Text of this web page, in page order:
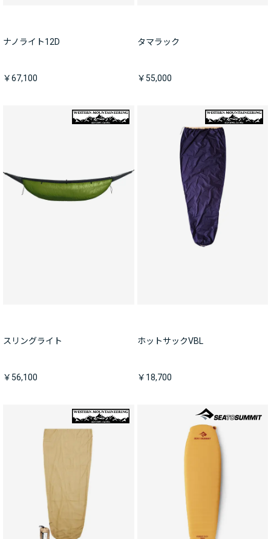
ナノライト12D
￥67,100
タマラック
￥55,000
スリングライト
￥56,100
ホットサックVBL
￥18,700